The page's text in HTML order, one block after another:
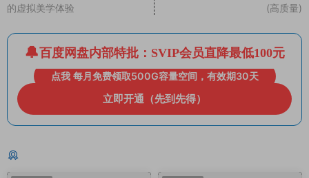
的虚拟美学体验
(高质量)
百度网盘内部特批：SVIP会员直降最低100元
点我 每月免费领取500G容量空间，有效期30天
立即开通（先到先得）